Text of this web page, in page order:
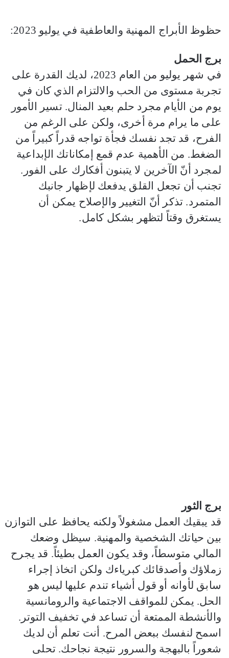
حظوظ الأبراج المهنية والعاطفية في يوليو 2023:
برج الحمل
في شهر يوليو من العام 2023، لديك القدرة على
تجربة مستوى من الحب والالتزام الذي كان في
يوم من الأيام مجرد حلم بعيد المنال. تسير الأمور
على ما يرام مرة أخرى، ولكن على الرغم من
الفرح، قد تجد نفسك فجأة تواجه قدراً كبيراً من
الضغط. من الأهمية عدم قمع إمكاناتك الإبداعية
لمجرد أنّ الآخرين لا يتبنون أفكارك على الفور.
تجنب أن تجعل القلق يدفعك لإظهار جانبك
المتمرد. تذكر أنّ التغيير والإصلاح يمكن أن
يستغرق وقتاً لتظهر بشكل كامل.
برج الثور
قد يبقيك العمل مشغولاً ولكنه يحافظ على التوازن
بين حياتك الشخصية والمهنية. سيظل وضعك
المالي متوسطاً، وقد يكون العمل بطيئاً. قد يجرح
زملاؤك وأصدقائك كبرياءك ولكن اتخاذ إجراء
سابق لأوانه أو قول أشياء تندم عليها ليس هو
الحل. يمكن للمواقف الاجتماعية والرومانسية
والأنشطة الممتعة أن تساعد في تخفيف التوتر.
اسمح لنفسك ببعض المرح. أنت تعلم أن لديك
شعوراً بالبهجة والسرور نتيجة نجاحك. تحلى